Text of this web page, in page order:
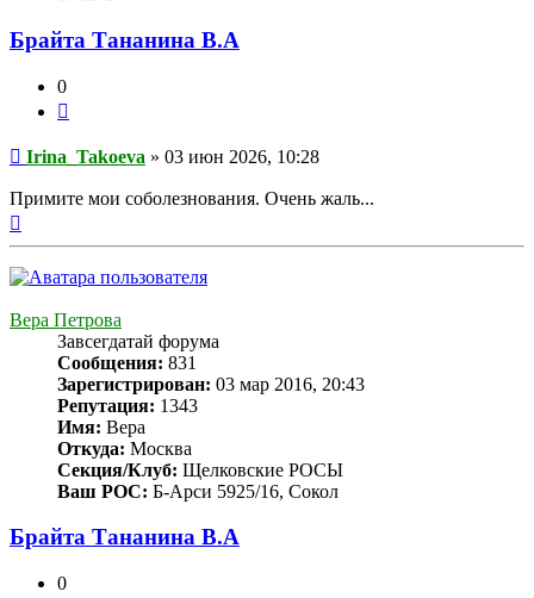
Брайта Тананина В.А
0
Сообщение
Irina_Takoeva » 03 июн 2026, 10:28
Примите мои соболезнования. Очень жаль...
Вера Петрова
Завсегдатай форума
Сообщения: 831
Зарегистрирован: 03 мар 2016, 20:43
Репутация: 1343
Имя: Вера
Откуда: Москва
Секция/Клуб: Щелковские РОСЫ
Ваш РОС: Б-Арси 5925/16, Сокол
Брайта Тананина В.А
0